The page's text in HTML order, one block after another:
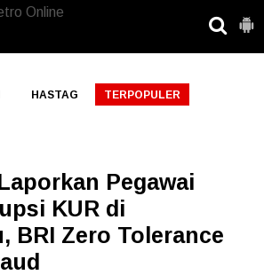
HASTAG TERPOPULER
Pegawai
KUR di
BRI Zero Tolerance